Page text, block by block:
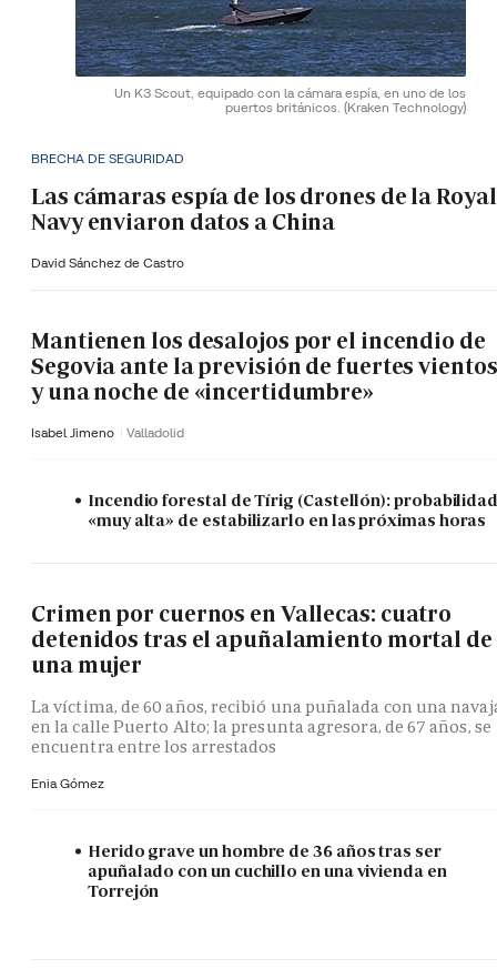
Un K3 Scout, equipado con la cámara espía, en uno de los
puertos británicos. (Kraken Technology)
BRECHA DE SEGURIDAD
Las cámaras espía de los drones de la Royal
Navy enviaron datos a China
David Sánchez de Castro
Mantienen los desalojos por el incendio de
Segovia ante la previsión de fuertes vientos
y una noche de «incertidumbre»
Isabel Jimeno Valladolid
Incendio forestal de Tírig (Castellón):
«muy alta» de estabilizarlo en las próximas horas
Crimen por cuernos en Vallecas: cuatro
detenidos tras el apuñalamiento mortal de
una mujer
La víctima, de 60 años, recibió una puñalada con una
en la calle Puerto Alto; la presunta agresora, de 67 años, se
encuentra entre los arrestados
Enia Gómez
Herido grave un hombre de 36 años tras ser
apuñalado con un cuchillo en una vivienda en
Torrejón